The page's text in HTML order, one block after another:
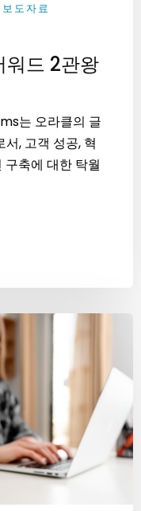
보도자료
워드 2관왕
는 오라클의 글
, 고객 성공, 혁
구축에 대한 탁월